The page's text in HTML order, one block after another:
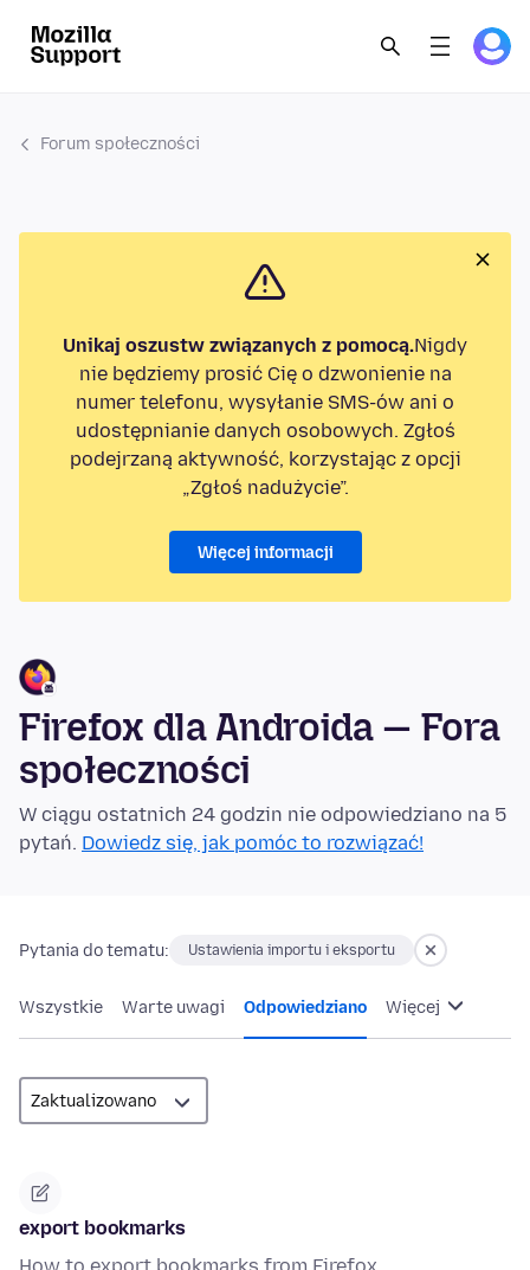
Forum społeczności
Unikaj oszustw związanych z pomocą.Nigdy
nie będziemy prosić Cię o dzwonienie na
numer telefonu, wysyłanie SMS-ów ani o
udostępnianie danych osobowych. Zgłoś
podejrzaną aktywność, korzystając z opcji
„Zgłoś nadużycie”.
Więcej informacji
Firefox dla Androida — Fora
społeczności
W ciągu ostatnich 24 godzin nie odpowiedziano na 5
pytań. Dowiedz się, jak pomóc to rozwiązać!
Pytania do tematu: Ustawienia importu i eksportu
Wszystkie Warte uwagi Odpowiedziano Więcej
export bookmarks